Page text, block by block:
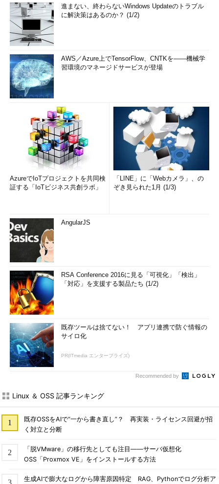
進まない、終わらないWindows Updateのトラブル
に解決策はあるのか？ (1/2)
AWS／Azure上でTensorFlow、CNTKを――機械学
習環境のマネージドサービスが登場
AzureでIoTプロジェクトを共同検
証する「IoTビジネス共創ラボ」
「LINE」に「Webカメラ」、の
ぞき見られた1月 (1/3)
AngularJS
RSA Conference 2016に見る「可視化」「検出」
「対応」を支援する製品たち (1/2)
既存ツールは捨てない！ アプリ連携で防ぐ情報の
サイロ化
PR(ITmedia エンタープライズ)
Recommended by
Linux ＆ OSS 記事ランキング
既存OSSをAIで“一から書き直し”？ 再実装・ライセンス回避が招
く対立と分断
「脱VMware」の移行先としても注目――サーバ仮想化
OSS「Proxmox VE」をインストールする方法
生成AIで膨大なログから障害原因特定 RAG、Pythonでログ分析ア